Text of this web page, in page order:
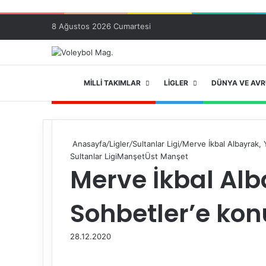
8 Ağustos 2026 Cumartesi
ANA SAYFA
MILLI TAKIMLAR LIGLER DÜNYA VE
Anasayfa/Ligler/Sultanlar Ligi/Merve İkbal Albayrak,
Sultanlar LigiManşetÜst Manşet
Merve İkbal
Sohbetler’e
28.12.2020